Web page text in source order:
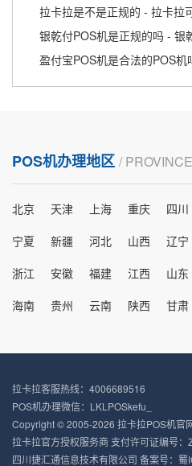
拉卡拉是不是正规的 - 拉卡拉
银乾付POS机是正规的吗 - 银
盈付宝POS机是合法的POS
POS机办理地区 / PROVINCE
北京 天津 上海 重庆 四川
宁夏
新疆 河北 山西 辽宁
浙江
安徽 福建 江西 山东
海南
贵州 云南 陕西 甘肃
拉卡拉客服热线：4006689516
POS机办理微信：LKLPOSkefu_
Copyright © 2005-2026 拉卡拉POS机官
拉卡拉官方授权服务商 支付许可证编号
四川捷汇通信息技术有限公司 备案号： 蜀